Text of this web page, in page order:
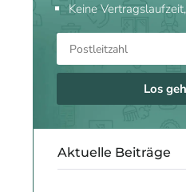
Keine
Los
Aktuelle Beiträge